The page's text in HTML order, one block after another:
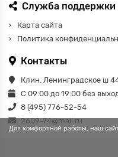
Для комфортной работы, наш
Служба поддержки
Карта сайта
Политика
Контакты
Клин. Ленинградское ш
С 09:00 до 19:00 без
8 (495) 776-52-54
2609-74@mail.ru